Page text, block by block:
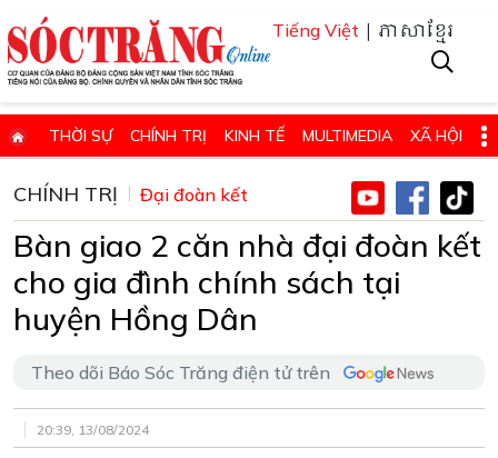
Tiếng Việt | ភាសាខ្មែរ
THỜI SỰ CHÍNH TRỊ KINH TẾ MULTIMEDIA XÃ HỘI
GIÁO DỤC - KHOA HỌC & CÔNG NGHỆ
QUỐC PHÒNG - AN NINH QUỐC TẾ SỨC KHỎE VÀ ĐỜI SỐNG
VĂN HÓA - THỂ THAO - DU LỊCH CHUYÊN ĐỀ
ĐIỂM BÁO - TIN VẮN ĐỊA PHƯƠNG THÔNG TIN CẦN BIẾT
HỌC TẬP VÀ LÀM THEO TƯ TƯỞNG, ĐẠO ĐỨC, PHONG CÁCH HỒ
ĐẶT BÁO GIẤY ONLINE
CHÍNH TRỊ Đại đoàn kết
Bàn giao 2 căn nhà đại đoàn kết
cho gia đình chính sách tại
huyện Hồng Dân
Theo dõi Báo Sóc Trăng điện tử trên
20:39, 13/08/2024